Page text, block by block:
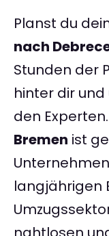
Planst du
nach
Stunden der
hinter dir
den Experten.
Bremen ist
langjährigen